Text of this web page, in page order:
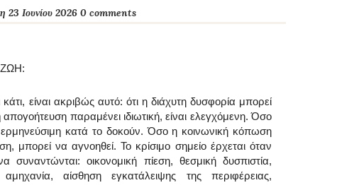
23 Ιουνίου 2026 0 comments
είναι ακριβώς αυτό: ότι η διάχυτη δυσφορία μπορεί
παραμένει ιδιωτική, είναι ελεγχόμενη. Όσο
κατά το δοκούν. Όσο η κοινωνική κόπωση
μπορεί να αγνοηθεί. Το κρίσιμο σημείο έρχεται όταν
συναντώνται: οικονομική πίεση, θεσμική δυσπιστία,
αμηχανία, αίσθηση εγκατάλειψης της περιφέρειας,